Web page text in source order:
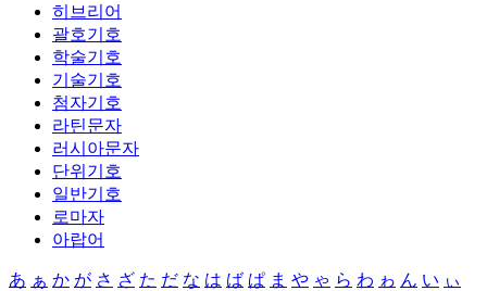
히브리어
괄호기호
학술기호
기술기호
첨자기호
라틴문자
러시아문자
단위기호
일반기호
로마자
아랍어
あ ぁ か が さ ざ た だ な は ば ぱ ま や ゃ ら わ ゎ ん い ぃ